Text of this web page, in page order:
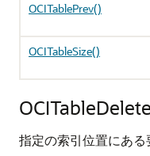
OCITablePrev()
OCITableSize()
指定の索引位置にある